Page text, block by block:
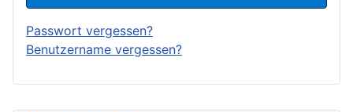
Passwort vergessen?
Benutzername vergessen?